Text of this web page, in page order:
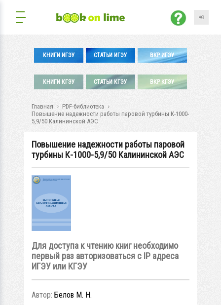
КНИГИ ИГЭУ СТАТЬИ ИГЭУ ВКР ИГЭУ
КНИГИ КГЭУ СТАТЬИ КГЭУ ВКР КГЭУ
Главная
PDF-библиотека
Повышение надежности работы паровой турбины К-1000-
5,9/50 Калининской АЭС
Повышение надежности работы паровой
турбины К-1000-5,9/50 Калининской АЭС
Для доступа к чтению книг необходимо
первый раз авторизоваться с IP адреса
ИГЭУ или КГЭУ
Автор: Белов М. Н.